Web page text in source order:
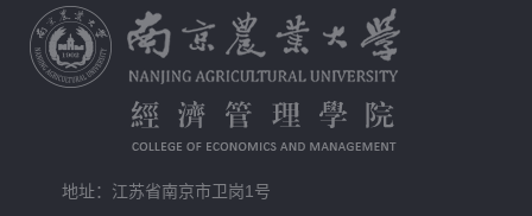
地址：江苏省南京市卫岗1号